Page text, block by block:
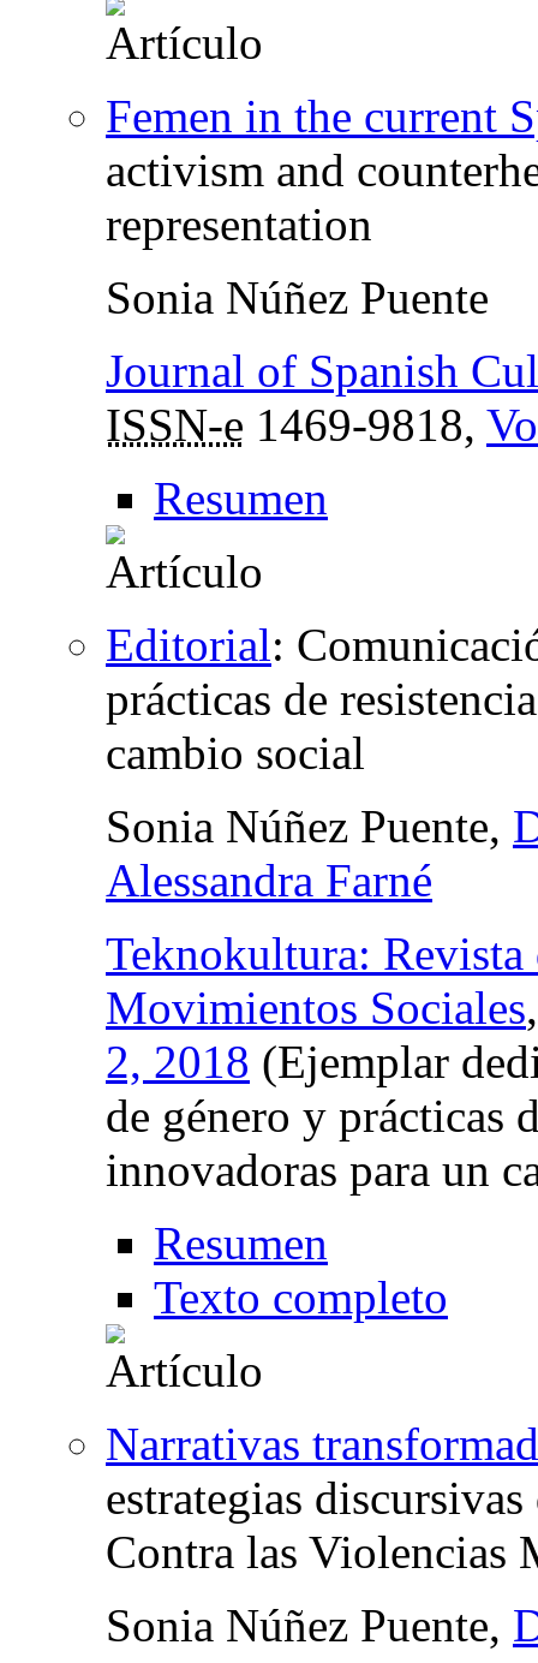
Femen in the current
activism and
representation
Sonia Núñez Puente
Journal of Spanish
ISSN-e 1469-9818,
Resumen
Editorial:
prácticas de
cambio social
Sonia Núñez Puente,
Alessandra Farné
Teknokultura:
Movimientos Sociales
2, 2018 (Ejemplar
de género y prácticas
innovadoras para un
Resumen
Texto completo
Narrativas
estrategias
Contra las Violencias
Sonia Núñez Puente,